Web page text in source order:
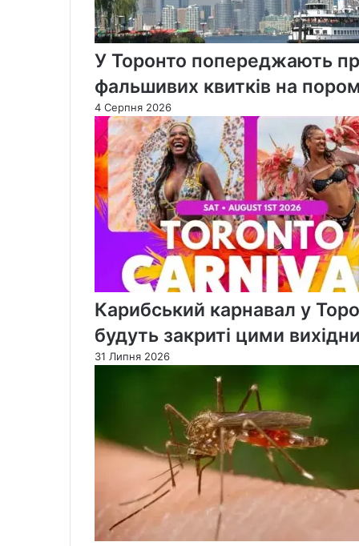
У Торонто попереджають
фальшивих квитків на
4 Серпня 2026
Карибський карнавал у
будуть закриті цими
31 Липня 2026